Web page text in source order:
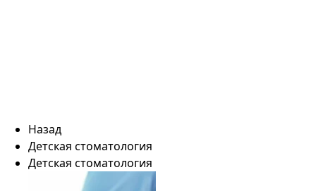
Назад
Детская стоматология
Детская стоматология